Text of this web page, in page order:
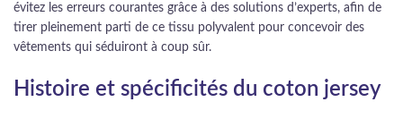
évitez les erreurs courantes grâce à des solutions d’experts, afin de
tirer pleinement parti de ce tissu polyvalent pour concevoir des
vêtements qui séduiront à coup sûr.
Histoire et spécificités du coton jersey